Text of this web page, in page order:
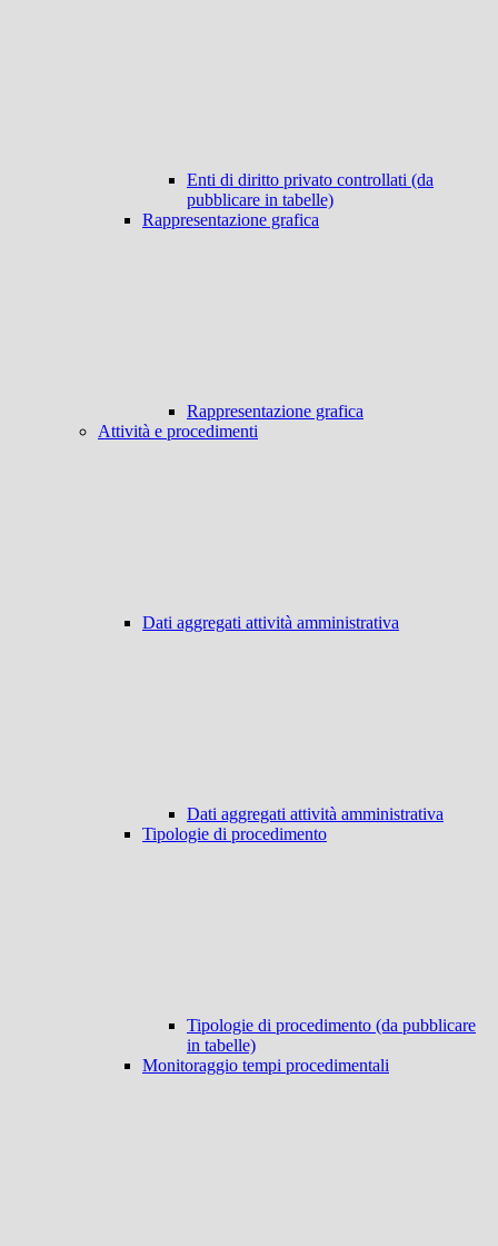
Enti di diritto privato controllati (da
pubblicare in tabelle)
Rappresentazione grafica
Rappresentazione grafica
Attività e procedimenti
Dati aggregati attività amministrativa
Dati aggregati attività amministrativa
Tipologie di procedimento
Tipologie di procedimento (da pubblicare
in tabelle)
Monitoraggio tempi procedimentali